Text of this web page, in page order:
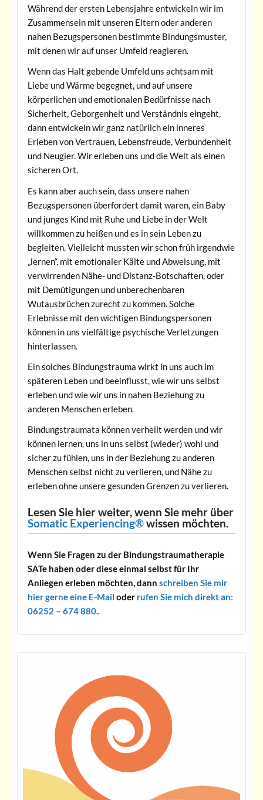
Während der ersten Lebensjahre entwickeln wir im
Zusammensein mit unseren Eltern oder anderen
nahen Bezugspersonen bestimmte Bindungsmuster,
mit denen wir auf unser Umfeld reagieren.
Wenn das Halt gebende Umfeld uns achtsam mit
Liebe und Wärme begegnet, und auf unsere
körperlichen und emotionalen Bedürfnisse nach
Sicherheit, Geborgenheit und Verständnis eingeht,
dann entwickeln wir ganz natürlich ein inneres
Erleben von Vertrauen, Lebensfreude, Verbundenheit
und Neugier. Wir erleben uns und die Welt als einen
sicheren Ort.
Es kann aber auch sein, dass unsere nahen
Bezugspersonen überfordert damit waren, ein Baby
und junges Kind mit Ruhe und Liebe in der Welt
willkommen zu heißen und es in sein Leben zu
begleiten. Vielleicht mussten wir schon früh irgendwie
„lernen“, mit emotionaler Kälte und Abweisung, mit
verwirrenden Nähe- und Distanz-Botschaften, oder
mit Demütigungen und unberechenbaren
Wutausbrüchen zurecht zu kommen. Solche
Erlebnisse mit den wichtigen Bindungspersonen
können in uns vielfältige psychische Verletzungen
hinterlassen.
Ein solches Bindungstrauma wirkt in uns auch im
späteren Leben und beeinflusst, wie wir uns selbst
erleben und wie wir uns in nahen Beziehung zu
anderen Menschen erleben.
Bindungstraumata können verheilt werden und wir
können lernen, uns in uns selbst (wieder) wohl und
sicher zu fühlen, uns in der Beziehung zu anderen
Menschen selbst nicht zu verlieren, und Nähe zu
erleben ohne unsere gesunden Grenzen zu verlieren.
Lesen Sie hier weiter, wenn Sie mehr über
Somatic Experiencing®wissen möchten.
Wenn Sie Fragen zu der Bindungstraumatherapie
SATe haben oder diese einmal selbst für Ihr
Anliegen erleben möchten, dann schreiben Sie mir
hier gerne eine E-Mail oder rufen Sie mich direkt an:
06252 – 674 880..